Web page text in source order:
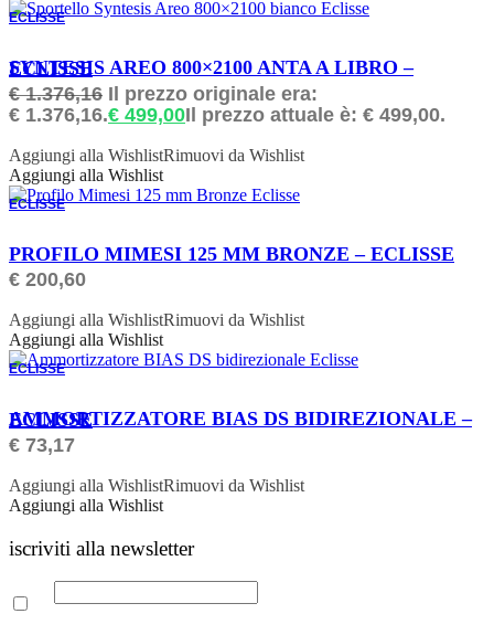
ECLISSE
ORDINABILE
SYNTESIS AREO 800×2100 ANTA A LIBRO – ECLISSE
€1.376,16 Il prezzo originale era:
€ 1.376,16.€ 499,00Il prezzo attuale è: € 499,00.
Aggiungi alla WishlistRimuovi da Wishlist
Aggiungi alla Wishlist
ECLISSE
ORDINABILE
PROFILO MIMESI 125 MM BRONZE – ECLISSE
€ 200,60
Aggiungi alla WishlistRimuovi da Wishlist
Aggiungi alla Wishlist
ECLISSE
ORDINABILE
AMMORTIZZATORE BIAS DS BIDIREZIONALE – ECLISSE
€ 73,17
Aggiungi alla WishlistRimuovi da Wishlist
Aggiungi alla Wishlist
iscriviti alla newsletter
Email